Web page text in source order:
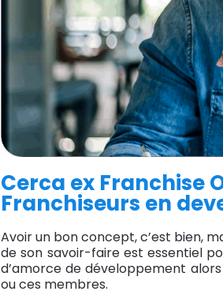
Cerca ex Franchise
Franchiseurs en
Avoir un bon concept, c’est bien,
de son savoir-faire est essentiel
d’amorce de développement
ou ces membres.